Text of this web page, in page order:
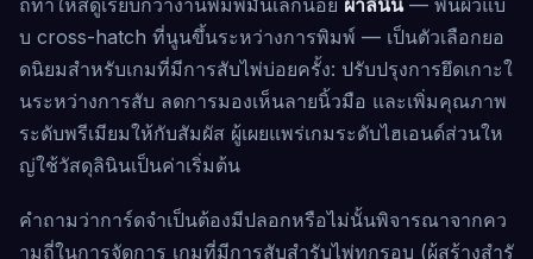
ถทำให้สีดูเรียบกว่างานพิมพ์มันเล็กน้อย ผ้าลินิน— พื้นผิวแบ
บ cross-hatch ที่นูนขึ้นระหว่างการพิมพ์ — เป็นตัวเลือกยอ
ดนิยมสำหรับเกมที่มีการสับไพ่บ่อยครั้ง: ปรับปรุงการยึดเกาะใ
นระหว่างการสับ ลดการมองเห็นลายนิ้วมือ และเพิ่มคุณภาพ
ระดับพรีเมียมให้กับสัมผัส ผู้เผยแพร่เกมระดับไฮเอนด์ส่วนให
ญ่ใช้วัสดุลินินเป็นค่าเริ่มต้น
คำถามว่าการ์ดจำเป็นต้องมีปลอกหรือไม่นั้นพิจารณาจากคว
ามถี่ในการจัดการ เกมที่มีการสับสำรับไพ่ทุกรอบ (ผู้สร้างสำรั